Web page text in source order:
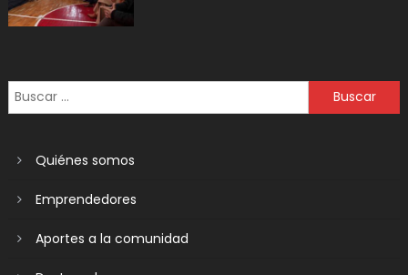
Quiénes somos
Emprendedores
Aportes a la comunidad